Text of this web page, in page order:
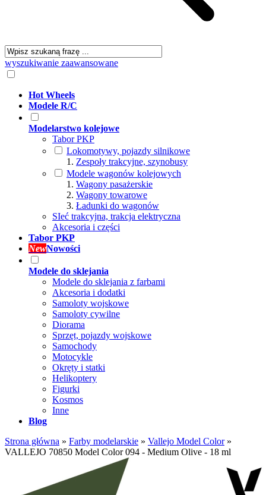
wyszukiwanie zaawansowane
Hot Wheels
Modele R/C
Modelarstwo kolejowe
Tabor PKP
Lokomotywy, pojazdy silnikowe
Zespoły trakcyjne, szynobusy
Modele wagonów kolejowych
Wagony pasażerskie
Wagony towarowe
Ładunki do wagonów
SIeć trakcyjna, trakcja elektryczna
Akcesoria i części
Tabor PKP
NewNowości
Modele do sklejania
Modele do sklejania z farbami
Akcesoria i dodatki
Samoloty wojskowe
Samoloty cywilne
Diorama
Sprzęt, pojazdy wojskowe
Samochody
Motocykle
Okręty i statki
Helikoptery
Figurki
Kosmos
Inne
Blog
Strona główna » Farby modelarskie » Vallejo Model Color»
VALLEJO 70850 Model Color 094 - Medium Olive - 18 ml